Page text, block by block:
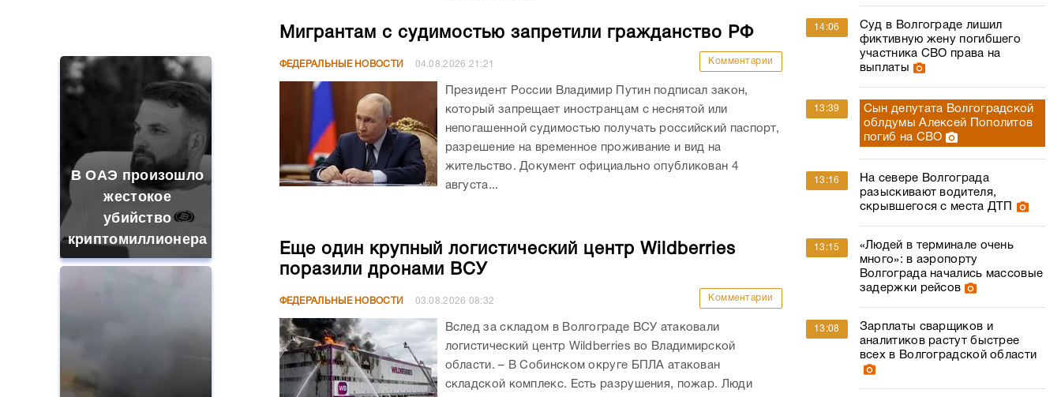
В ОАЭ произошло
жестокое
убийство
криптомиллионера
Мигрантам с судимостью запретили гражданство РФ
ФЕДЕРАЛЬНЫЕ НОВОСТИ 04.08.2026 21:21 Комментарии
Президент России Владимир Путин подписал закон,
который запрещает иностранцам с неснятой или
непогашенной судимостью получать российский паспорт,
разрешение на временное проживание и вид на
жительство. Документ официально опубликован 4
августа...
Еще один крупный логистический центр Wildberries
поразили дронами ВСУ
ФЕДЕРАЛЬНЫЕ НОВОСТИ 03.08.2026 08:32 Комментарии
Вслед за складом в Волгограде ВСУ атаковали
логистический центр Wildberries во Владимирской
области. – В Собинском округе БПЛА атакован
складской комплекс. Есть разрушения, пожар. Люди
14:06
Суд в Волгограде лишил
фиктивную жену погибшего
участника СВО права на
выплаты
13:39
Сын депутата Волгоградской
облдумы Алексей Пополитов
погиб на СВО
13:16
На севере Волгограда
разыскивают водителя,
скрывшегося с места ДТП
13:15
«Людей в терминале очень
много»: в аэропорту
Волгограда начались массовые
задержки рейсов
13:08
Зарплаты сварщиков и
аналитиков растут быстрее
всех в Волгоградской области